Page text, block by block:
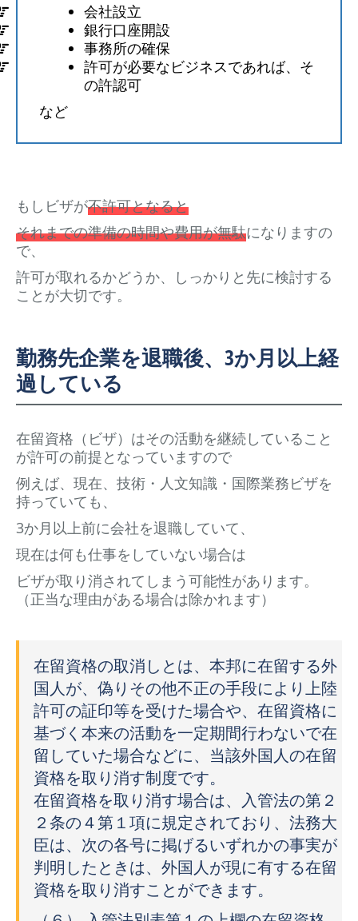
会社設立
銀行口座開設
事務所の確保
許可が必要なビジネスであれば、そ
の許認可
など
もしビザが不許可となると
それまでの準備の時間や費用が無駄になりますの
で、
許可が取れるかどうか、しっかりと先に検討する
ことが大切です。
勤務先企業を退職後、3か月以上経
過している
在留資格（ビザ）はその活動を継続していること
が許可の前提となっていますので
例えば、現在、技術・人文知識・国際業務ビザを
持っていても、
3か月以上前に会社を退職していて、
現在は何も仕事をしていない場合は
ビザが取り消されてしまう可能性があります。
（正当な理由がある場合は除かれます）
在留資格の取消しとは、本邦に在留する外
国人が、偽りその他不正の手段により上陸
許可の証印等を受けた場合や、在留資格に
基づく本来の活動を一定期間行わないで在
留していた場合などに、当該外国人の在留
資格を取り消す制度です。
在留資格を取り消す場合は、入管法の第２
２条の４第１項に規定されており、法務大
臣は、次の各号に掲げるいずれかの事実が
判明したときは、外国人が現に有する在留
資格を取り消すことができます。